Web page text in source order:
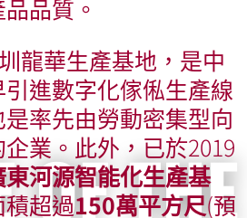
OF THE
品質。
龍華生產基地，是中
進數字化傢俬生產線
率先由勞動密集型向
業。此外，已於2019
東河源智能化生產基
超過150萬平方尺(預